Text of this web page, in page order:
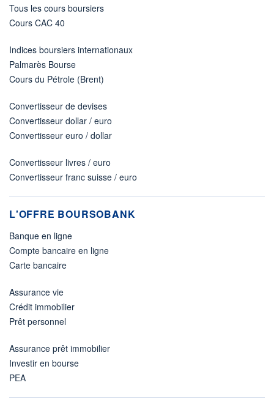
Tous les cours boursiers
Cours CAC 40
Indices boursiers internationaux
Palmarès Bourse
Cours du Pétrole (Brent)
Convertisseur de devises
Convertisseur dollar / euro
Convertisseur euro / dollar
Convertisseur livres / euro
Convertisseur franc suisse / euro
L'OFFRE BOURSOBANK
Banque en ligne
Compte bancaire en ligne
Carte bancaire
Assurance vie
Crédit immobilier
Prêt personnel
Assurance prêt immobilier
Investir en bourse
PEA